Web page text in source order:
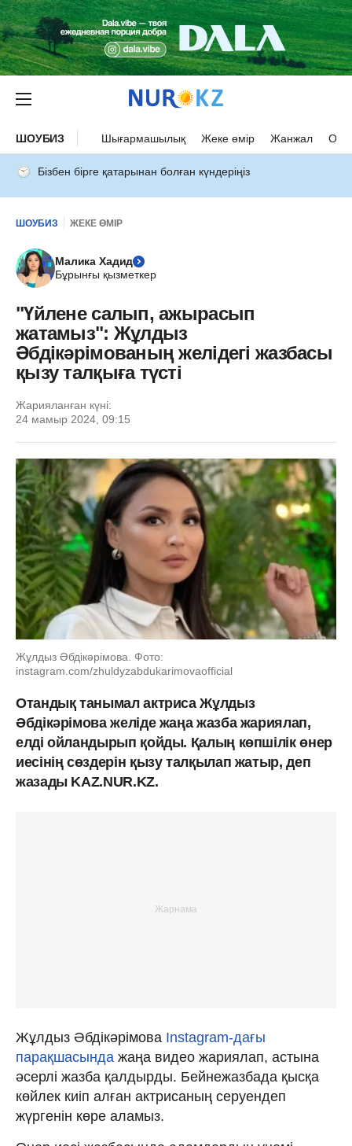
ШОУБИЗ Шығармашылық Жеке өмір Жанжал
Бізбен бірге қатарынан болған күндеріңіз
ШОУБИЗ ЖЕКЕ ӨМІР
Малика Хадид
Бұрынғы қызметкер
"Үйлене салып, ажырасып
жатамыз": Жұлдыз
Әбдікәрімованың желідегі жазбасы
қызу талқыға түсті
Жарияланған күні:
24 мамыр 2024, 09:15
Жұлдыз Әбдікәрімова. Фото:
instagram.com/zhuldyzabdukarimovaofficial
Отандық танымал актриса Жұлдыз
Әбдікәрімова желіде жаңа жазба жариялап,
елді ойландырып қойды. Қалың көпшілік өнер
иесінің сөздерін қызу талқылап жатыр, деп
жазады KAZ.NUR.KZ.
Жұлдыз Әбдікәрімова Instagram-дағы
парақшасында жаңа видео жариялап, астына
әсерлі жазба қалдырды. Бейнежазбада қысқа
көйлек киіп алған актрисаның серуендеп
жүргенін көре аламыз.